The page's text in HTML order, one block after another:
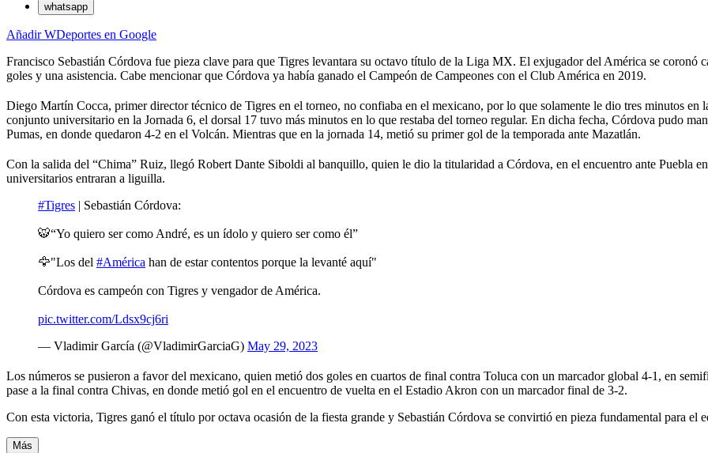
whatsapp
Añadir WDeportes en Google
Francisco Sebastián Córdova fue pieza clave para que Tigres levantara su octavo título de la Liga MX. El exjugador del América se coronó
goles y una asistencia. Cabe mencionar que Córdova ya había ganado el Campeón de Campeones con el Club América en 2019.
Diego Martín Cocca, primer director técnico de Tigres en el torneo, no confiaba en el mexicano, por lo que solamente le dio tres minutos
conjunto universitario en la Jornada 6, el dorsal 17 tuvo más minutos en lo que restaba del torneo regular. En dicha fecha, Córdova pudo
Pumas, en donde quedaron 4-2 en el Volcán. Mientras que en la jornada 14, metió su primer gol de la temporada ante Mazatlán.
Con la salida del “Chima” Ruiz, llegó Robert Dante Siboldi al banquillo, quien le dio la titularidad a Córdova, en el encuentro ante Puebla
universitarios entraran a liguilla.
#Tigres | Sebastián Córdova:
🐯“Yo quiero ser como André, es un ídolo y quiero ser como él”
🦅"Los del #América han de estar contentos porque la levanté aquí"
Córdova es campeón con Tigres y vengador de América.
pic.twitter.com/Ldsx9cj6ri
— Vladimir García (@VladimirGarciaG) May 29, 2023
Los números se pusieron a favor del mexicano, quien metió dos goles en cuartos de final contra Toluca con un marcador global 4-1, en
pase a la final contra Chivas, en donde metió gol en el encuentro de vuelta en el Estadio Akron con un marcador final de 3-2.
Con esta victoria, Tigres ganó el título por octava ocasión de la fiesta grande y Sebastián Córdova se convirtió en pieza fundamental para el
Más